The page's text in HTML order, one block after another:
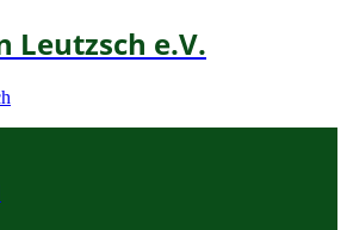
Leutzsch e.V.